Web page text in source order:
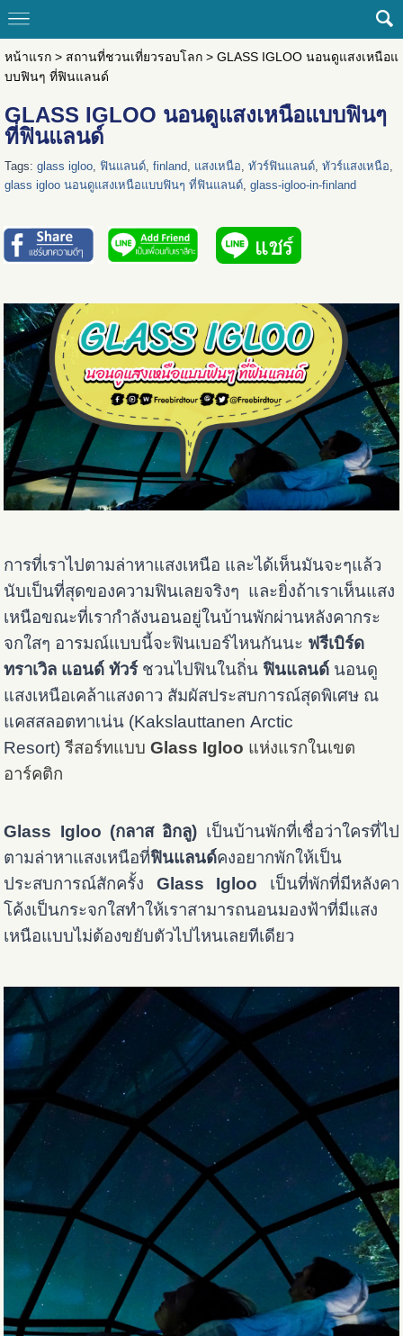
หน้าแรก> สถานที่ชวนเที่ยวรอบโลก> GLASS IGLOO นอนดูแสงเหนือแ
บบฟินๆ ที่ฟินแลนด์
GLASS IGLOO นอนดูแสงเหนือแบบฟินๆ
ที่ฟินแลนด์
Tags: glass igloo, ฟินแลนด์, finland, แสงเหนือ, ทัวร์ฟินแลนด์, ทัวร์แสงเหนือ,
glass igloo นอนดูแสงเหนือแบบฟินๆ ที่ฟินแลนด์, glass-igloo-in-finland
การที่เราไปตามล่าหาแสงเหนือ และได้เห็นมันจะๆแล้ว
นับเป็นที่สุดของความฟินเลยจริงๆ และยิ่งถ้าเราเห็นแสง
เหนือขณะที่เรากำลังนอนอยู่ในบ้านพักผ่านหลังคากระ
จกใสๆ อารมณ์แบบนี้จะฟินเบอร์ไหนกันนะ ฟรีเบิร์ด
ทราเวิล แอนด์ ทัวร์ชวนไปฟินในถิ่นฟินแลนด์ นอนดู
แสงเหนือเคล้าแสงดาว สัมผัสประสบการณ์สุดพิเศษ ณ
แคสสลอตทาเน่น (Kakslauttanen Arctic
Resort)รีสอร์ทแบบGlass Igloo แห่งแรกในเขต
อาร์คติก
Glass Igloo (กลาส อิกลู) เป็นบ้านพักที่เชื่อว่าใครที่ไป
ตามล่าหาแสงเหนือที่ฟินแลนด์คงอยากพักให้เป็น
ประสบการณ์สักครั้ง Glass Igloo เป็นที่พักที่มีหลังคา
โค้งเป็นกระจกใสทำให้เราสามารถนอนมองฟ้าที่มีแสง
เหนือแบบไม่ต้องขยับตัวไปไหนเลยทีเดียว